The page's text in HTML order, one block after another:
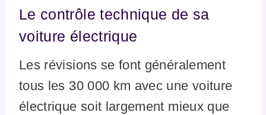
Le contrôle technique de sa
voiture électrique
Les révisions se font généralement
tous les 30 000 km avec une voiture
électrique soit largement mieux que